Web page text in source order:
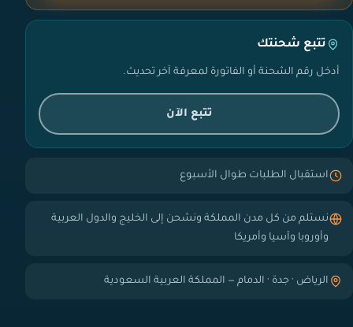
تتبع شحنتك
أدخل رقم الشحنة أو الفاتورة لمعرفة آخر تحديث.
تتبع الآن
استقبال الطلبات طوال الأسبوع
نستلم من كل مدن المملكة ونشحن إلى الخليج والدول العربية
وأوروبا وآسيا وأمريكا
الرياض · جدة · الدمام — المملكة العربية السعودية